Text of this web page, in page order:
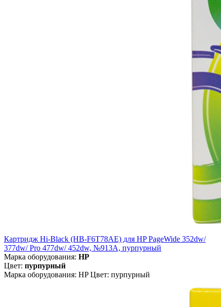
Картридж Hi-Black (HB-F6T78AE) для HP PageWide 352dw/
377dw/ Pro 477dw/ 452dw, №913A, пурпурный
Марка оборудования: HP
Цвет: пурпурный
Марка оборудования: HP Цвет: пурпурный